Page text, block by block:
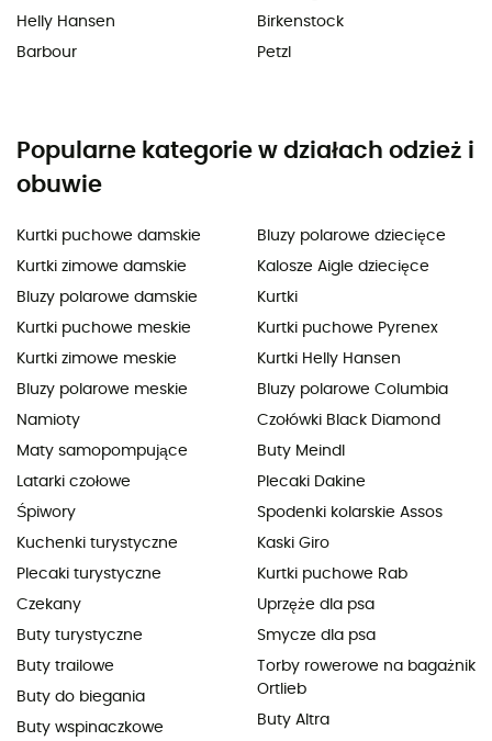
Helly Hansen
Barbour
Birkenstock
Petzl
Popularne kategorie w działach odzież i
obuwie
Kurtki puchowe damskie
Kurtki zimowe damskie
Bluzy polarowe damskie
Kurtki puchowe meskie
Kurtki zimowe meskie
Bluzy polarowe meskie
Namioty
Maty samopompujące
Latarki czołowe
Śpiwory
Kuchenki turystyczne
Plecaki turystyczne
Czekany
Buty turystyczne
Buty trailowe
Buty do biegania
Buty wspinaczkowe
Bluzy polarowe dziecięce
Kalosze Aigle dziecięce
Kurtki
Kurtki puchowe Pyrenex
Kurtki Helly Hansen
Bluzy polarowe Columbia
Czołówki Black Diamond
Buty Meindl
Plecaki Dakine
Spodenki kolarskie Assos
Kaski Giro
Kurtki puchowe Rab
Uprzęże dla psa
Smycze dla psa
Torby rowerowe na bagażnik
Ortlieb
Buty Altra